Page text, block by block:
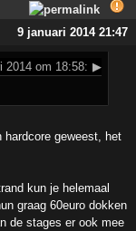
9 januari 2014 21:47
2014 om 18:58: ▶
geweest, het
kun je helemaal
graag 60euro dokken
de stages er ook mee